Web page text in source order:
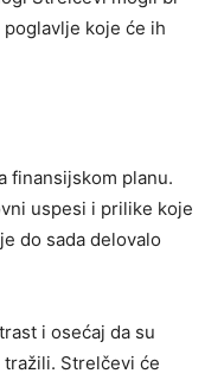
koje će ih
finansijskom planu.
uspesi i prilike koje
do sada delovalo
i osećaj da su
Strelčevi će